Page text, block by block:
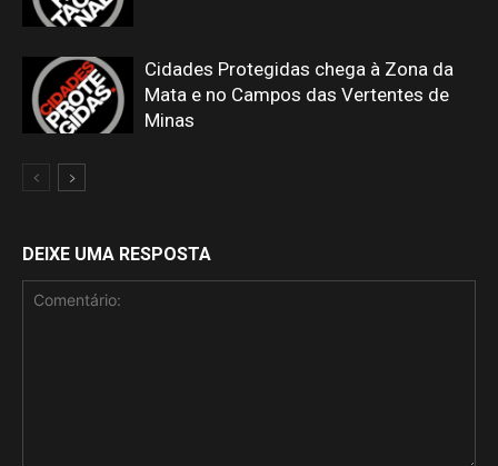
Cidades Protegidas chega à Zona da
Mata e no Campos das Vertentes de
Minas
DEIXE UMA RESPOSTA